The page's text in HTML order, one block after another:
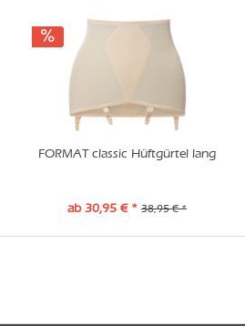
FORMAT classic Hüftgürtel lang
ab 30,95 € * 38,95 € *